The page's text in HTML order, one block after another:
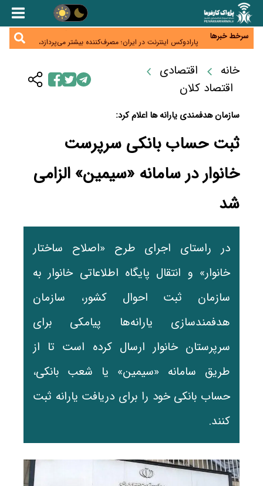
سرخط خبرها
زائران اربعین نگران ارز باقی‌مانده نباشند؛ خرید دینار در
جنگ کریدورها وارد فاز جدید شد؛ سرمایه‌گذاری ۳۴۵
پارادوکس اینترنت در ایران؛ مصرف‌کننده بیشتر می‌پردازد،
شبکه کمتر توسعه می‌یابد
جدید سیاست‌های مالیاتی در حمایت از تولید
معمای تأمین ۸۰ همت معوقات بازنشستگان؛ بانک رفاه
وارد میدان شد
خانه
اقتصادی
اقتصاد کلان
سازمان هدفمندی یارانه ها اعلام کرد:
ثبت حساب بانکی سرپرست
خانوار در سامانه «سیمین» الزامی
شد
در راستای اجرای طرح «اصلاح ساختار
خانوار» و انتقال پایگاه اطلاعاتی خانوار به
سازمان ثبت احوال کشور، سازمان
هدفمندسازی یارانه‌ها پیامکی برای
سرپرستان خانوار ارسال کرده است تا از
طریق سامانه «سیمین» یا شعب بانکی،
حساب بانکی خود را برای دریافت یارانه ثبت
کنند.